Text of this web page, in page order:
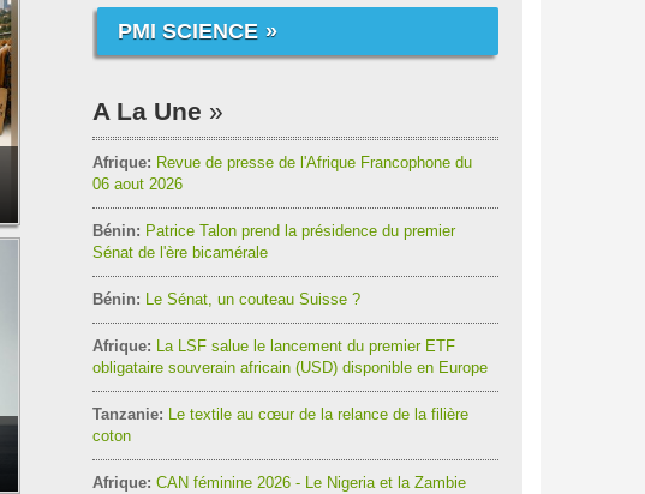
PMI SCIENCE
A La Une
Afrique: Revue de presse de l'Afrique Francophone du
06 aout 2026
Bénin: Patrice Talon prend la présidence du premier
Sénat de l'ère bicamérale
Bénin: Le Sénat, un couteau Suisse ?
Afrique: La LSF salue le lancement du premier ETF
obligataire souverain africain (USD) disponible en Europe
Tanzanie: Le textile au cœur de la relance de la filière
coton
Afrique: CAN féminine 2026 - Le Nigeria et la Zambie